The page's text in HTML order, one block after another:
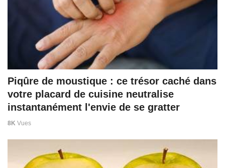
Piqûre de moustique : ce trésor caché dans
votre placard de cuisine neutralise
instantanément l'envie de se gratter
8K Vues